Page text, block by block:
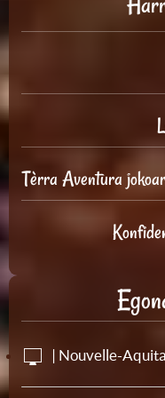
Tèrra Aventura
| Nouvelle-